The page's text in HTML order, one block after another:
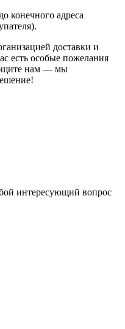
конечного адреса
доставки и
есть особые пожелания
нам — мы
интересующий вопрос